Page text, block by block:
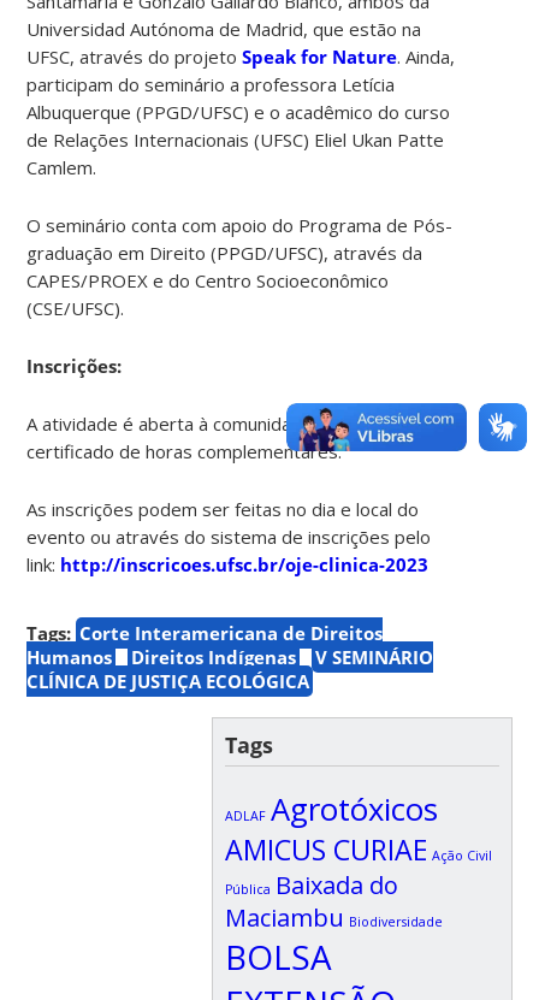
Universidad Autónoma de Madrid, que estão na
UFSC, através do projetoSpeak for Nature. Ainda,
participam do seminário a professora Letícia
Albuquerque (PPGD/UFSC) e o acadêmico do curso
de Relações Internacionais (UFSC) Eliel Ukan Patte
Camlem.
O seminário conta com apoio do Programa de Pós-
graduação em Direito (PPGD/UFSC), através da
CAPES/PROEX e do Centro Socioeconômico
(CSE/UFSC).
Inscrições:
A atividade é aberta à comunidade, gratuita, com
certificado de horas complementares.
As inscrições podem ser feitas no dia e local do
evento ou através do sistema de inscrições pelo
link: http://inscricoes.ufsc.br/oje-clinica-2023
Tags: Corte Interamericana de Direitos
Humanos
Direitos Indígenas
V SEMINÁRIO
CLÍNICA DE JUSTIÇA ECOLÓGICA
Tags
ADLAF Agrotóxicos
AMICUS CURIAE Ação Civil
Pública Baixada do
Maciambu Biodiversidade
BOLSA